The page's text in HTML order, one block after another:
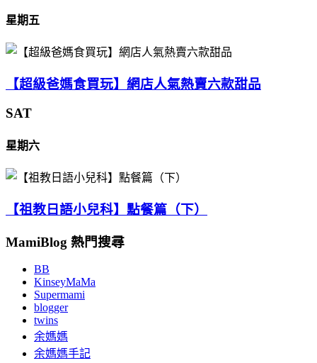
星期五
【超級爸媽食買玩】網店人氣熱賣六款甜品
SAT
星期六
【祖教日語小兒科】點餐篇（下）
MamiBlog 熱門搜尋
BB
KinseyMaMa
Supermami
blogger
twins
余媽媽
余媽媽手記